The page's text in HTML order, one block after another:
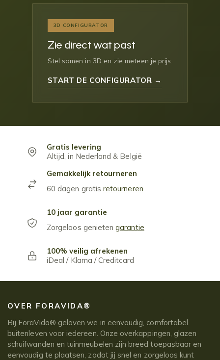
3D CONFIGURATOR
Zie direct wat past
Stel samen in 3D en zie meteen je prijs.
START DE CONFIGURATOR →
Gratis levering
Altijd, in Nederland & België
Gemakkelijk retourneren
60 dagen gratisretourneren
10 jaar garantie
Zorgeloos genietengarantie
100% veilig afrekenen
iDeal / Klarna / Creditcard
OVER FORAVIDA®
Bij ForaVida® geloven we in eenvoudig, comfortabel
buitenleven voor iedereen. Onze overkappingen, glazen
schuifwanden en tuinmeubelen zijn breed toepasbaar en
eenvoudig te plaatsen, zodat jij snel en zorgeloos kunt